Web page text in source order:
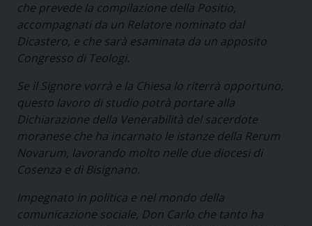
che prevede la compilazione della Positio,
accompagnati da un Relatore nominato dal
Dicastero, e che sarà esaminata da un apposito
Congresso di Teologi.
Se il Signore vorrà e la Chiesa lo riterrà opportuno,
questo lavoro di studio potrà portare alla
Dichiarazione della Venerabilità del sacerdote
moranese che ha incarnato le istanze della Rerum
Novarum, lavorando molto nelle due diocesi di
Cosenza e di Bisignano.
Impegnato in politica e nel mondo della
comunicazione sociale, Don Carlo che tanto ha